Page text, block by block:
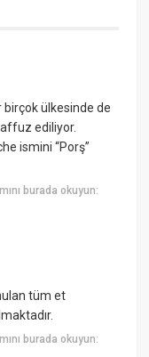
birçok ülkesinde de
ediliyor.
ismini “Porş”
burada okuyun:
tüm et
burada okuyun: